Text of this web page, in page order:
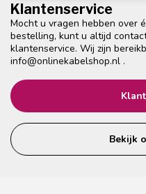
Klantenservice
Mocht u vragen hebben over
bestelling, kunt u altijd
klantenservice. Wij zijn
info@onlinekabelshop.nl .
Bekijk